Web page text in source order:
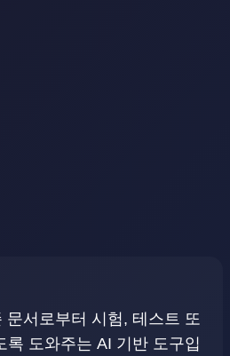
문서로부터 시험, 테스트 또
록 도와주는 AI 기반 도구입